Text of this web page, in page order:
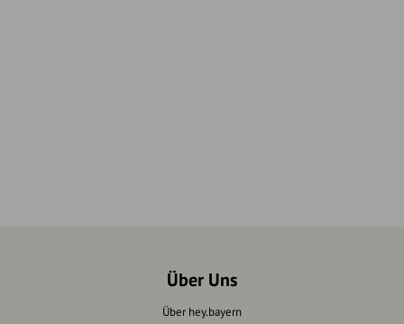
Über Uns
Über hey.bayern